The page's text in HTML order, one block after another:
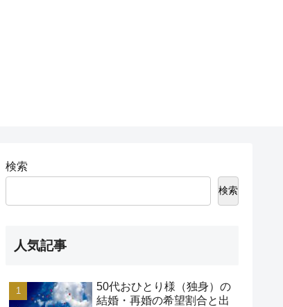
検索
検索
人気記事
50代おひとり様（独身）の
結婚・再婚の希望割合と出